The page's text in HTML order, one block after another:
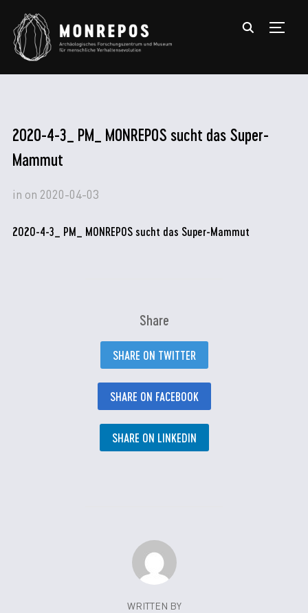
2020-4-3_ PM_ MONREPOS sucht das Super-
Mammut
in on 2020-04-03
2020-4-3_ PM_ MONREPOS sucht das Super-Mammut
Share
SHARE ON TWITTER
SHARE ON FACEBOOK
SHARE ON LINKEDIN
WRITTEN BY